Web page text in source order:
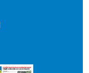
de 2026